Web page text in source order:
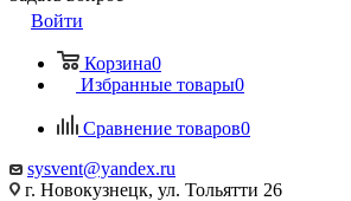
Войти
Корзина0
Избранные товары0
Сравнение товаров0
sysvent@yandex.ru
г. Новокузнецк, ул. Тольятти 26